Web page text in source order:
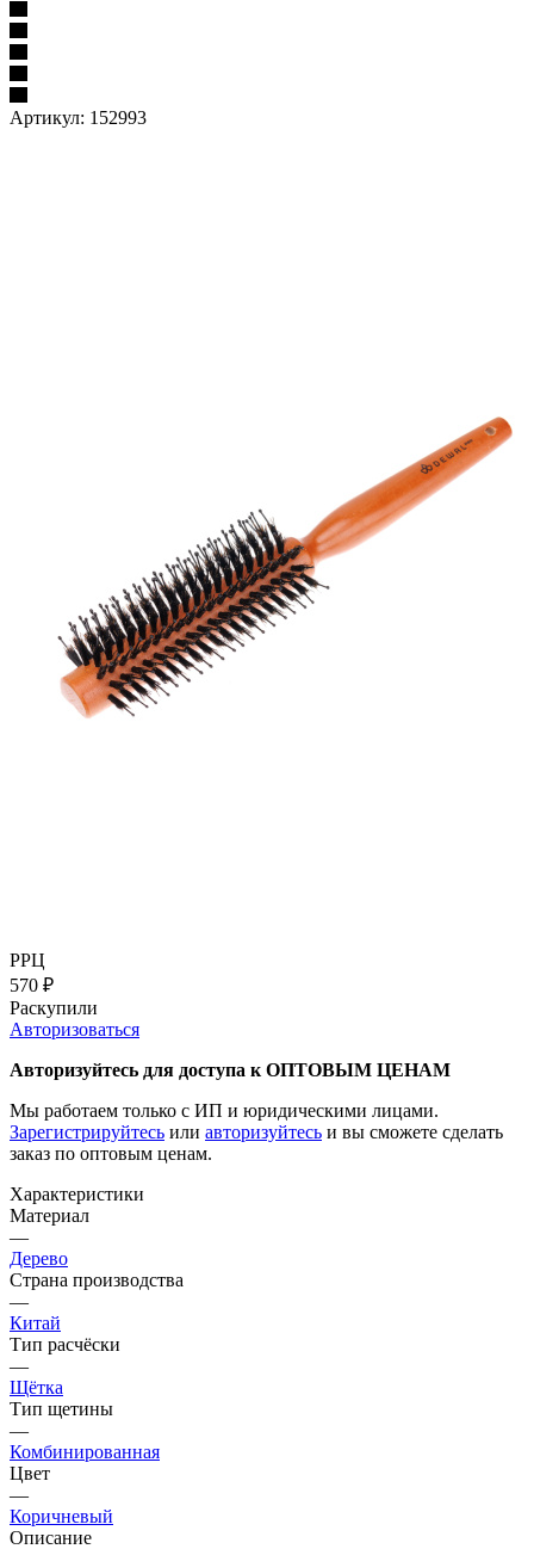
Артикул: 152993
РРЦ
570 ₽
Раскупили
Авторизоваться
Авторизуйтесь для доступа к ОПТОВЫМ ЦЕНАМ
Мы работаем только с ИП и юридическими лицами.
Зарегистрируйтесь или авторизуйтесь и вы сможете сделать
заказ по оптовым ценам.
Характеристики
Материал
—
Дерево
Страна производства
—
Китай
Тип расчёски
—
Щётка
Тип щетины
—
Комбинированная
Цвет
—
Коричневый
Описание